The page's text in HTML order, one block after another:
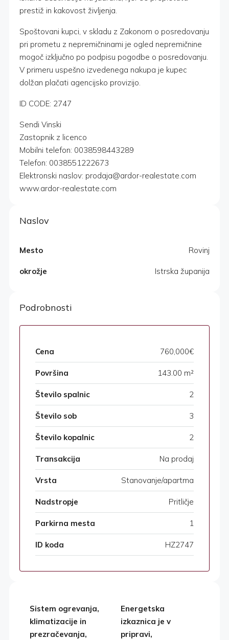
prestiž in kakovost življenja.
Spoštovani kupci, v skladu z Zakonom o posredovanju
pri prometu z nepremičninami je ogled nepremičnine
mogoč izključno po podpisu pogodbe o posredovanju.
V primeru uspešno izvedenega nakupa je kupec
dolžan plačati agencijsko provizijo.
ID CODE: 2747
Sendi Vinski
Zastopnik z licenco
Mobilni telefon: 0038598443289
Telefon: 0038551222673
Elektronski naslov: prodaja@ardor-realestate.com
www.ardor-realestate.com
Naslov
Mesto Rovinj
okrožje Istrska županija
Podrobnosti
Cena 760,000€
Površina 143.00 m²
Število spalnic 2
Število sob 3
Število kopalnic 2
Transakcija Na prodaj
Vrsta Stanovanje/apartma
Nadstropje Pritličje
Parkirna mesta 1
ID koda HZ2747
Sistem ogrevanja,
klimatizacije in
prezračevanja,
Energetska
izkaznica je v
pripravi,